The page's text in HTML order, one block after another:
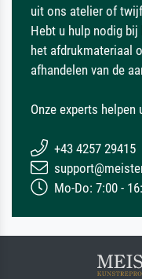
uit ons atelier of
Hebt u hulp nodig bij
het afdrukmateriaal
afhandelen van de
Onze experts helpen
+43 4257 29415
Mo-Do: 7:00 -